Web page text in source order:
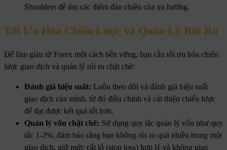
Shoulders để tìm các điểm đảo chiều của xu hướng.
Tối Ưu Hóa Chiến Lược và Quản Lý Rủi Ro
Để làm giàu từ Forex một cách bền vững, bạn cần tối ưu hóa chiến
lược giao dịch và quản lý rủi ro chặt chẽ:
Đánh giá hiệu suất: Luôn theo dõi và đánh giá hiệu suất
giao dịch của mình, từ đó điều chỉnh và cải thiện chiến lược
để đạt được kết quả tốt hơn.
Quản lý vốn chặt chẽ: Sử dụng quy tắc quản lý vốn như quy
tắc 1-2%, đảm bảo rằng bạn không rủi ro quá nhiều trong một
giao dịch, giữ mức cắt lỗ (stop loss) hợp lý và không giao